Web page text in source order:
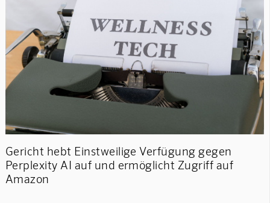
Gericht hebt Einstweilige Verfügung gegen
Perplexity AI auf und ermöglicht Zugriff auf
Amazon